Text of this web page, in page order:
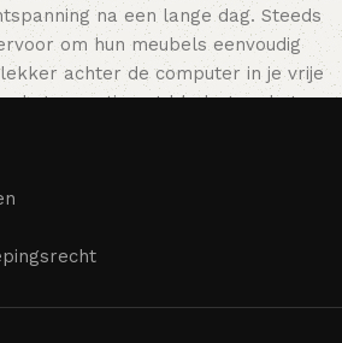
na een lange dag. Steeds
om hun meubels eenvoudig
achter de computer in je vrije
het assortiment bladert en het
je past. Onze online winkel biedt
met meubels voor zowel thuis als
moderne vorm van kunst